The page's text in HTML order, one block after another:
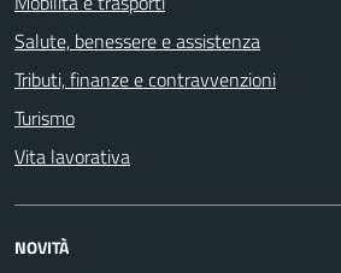
Salute, benessere e assistenza
Tributi, finanze e contravvenzioni
Turismo
Vita lavorativa
NOVITÀ